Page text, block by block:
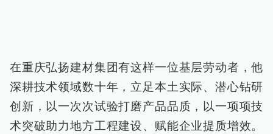
在重庆弘扬建材集团有这样一位基层劳动者，他
深耕技术领域数十年，立足本土实际、潜心钻研
创新，以一次次试验打磨产品品质，以一项项技
术突破助力地方工程建设、赋能企业提质增效。